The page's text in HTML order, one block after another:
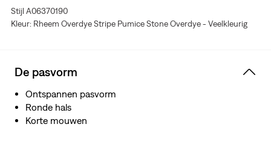
vangen
Stijl A06370190
Kleur: Rheem Overdye Stripe Pumice Stone Overdye - Veelkleurig
De pasvorm
Ontspannen pasvorm
Ronde hals
Korte mouwen